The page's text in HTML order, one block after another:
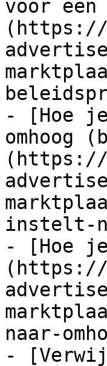
voor een
(https://
- [Hoe
omhoog
(https://
instelt-
- [Hoe
(https://
naar-
-